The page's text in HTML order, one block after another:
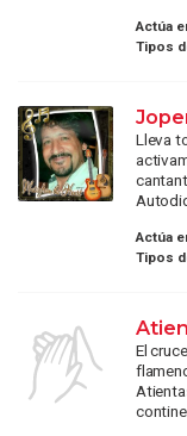
Actúa
Tipos
Lleva
Actúa
Tipos
El